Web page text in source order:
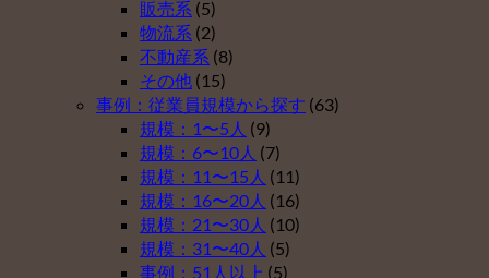
理
由
ベ
ス
ト
５
（そ
の
４）
は
入
し
な
い
理
由
ベ
ス
ト
５
（そ
年
金
を
導
入
し
な
い
理
由
ベ
販売系 (5)
物流系 (2)
不動産系 (8)
その他 (15)
事例：従業員規模から探す (63)
規模：1〜5人 (9)
規模：6〜10人 (7)
規模：11〜15人 (11)
規模：16〜20人 (16)
規模：21〜30人 (10)
規模：31〜40人 (5)
事例：51人以上 (5)